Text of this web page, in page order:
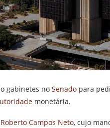
gabinetes no Senado para
monetária.
Roberto Campos Neto, cujo